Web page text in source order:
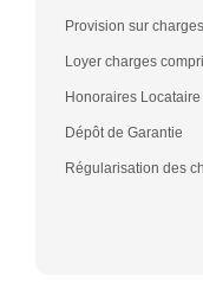
Provision sur charges
Loyer charges
Honoraires Locataire
Dépôt de Garantie
Régularisation des